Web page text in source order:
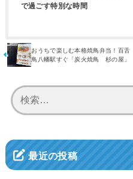
で過ごす特別な時間
おうちで楽しむ本格焼鳥弁当！百舌
鳥八幡駅すぐ「炭火焼鳥 杉の屋」
最近の投稿